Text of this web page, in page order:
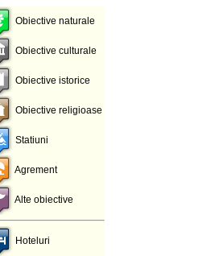
Obiective naturale
Obiective culturale
Obiective istorice
Obiective religioase
Statiuni
Agrement
Alte obiective
Hoteluri